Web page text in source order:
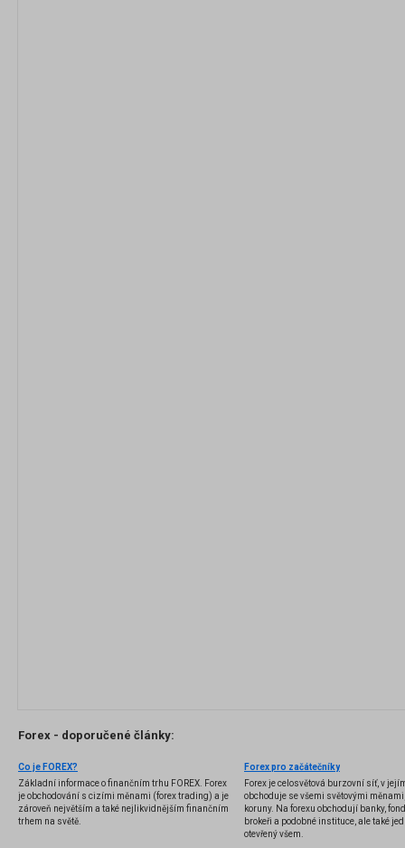
Forex - doporučené články:
Co je FOREX?
Základní informace o finančním trhu FOREX. Forex
je obchodování s cizími měnami (forex trading) a je
zároveň největším a také nejlikvidnějším finančním
trhem na světě.
Forex pro začátečníky
Forex je celosvětová burzovní síť, v
obchoduje se všemi světovými
koruny. Na forexu obchodují banky,
brokeři a podobné instituce, ale také
otevřený všem.